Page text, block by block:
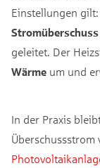
Einstellungen
Stromüberschuss
geleitet. Der
Wärme um und
In der Praxis